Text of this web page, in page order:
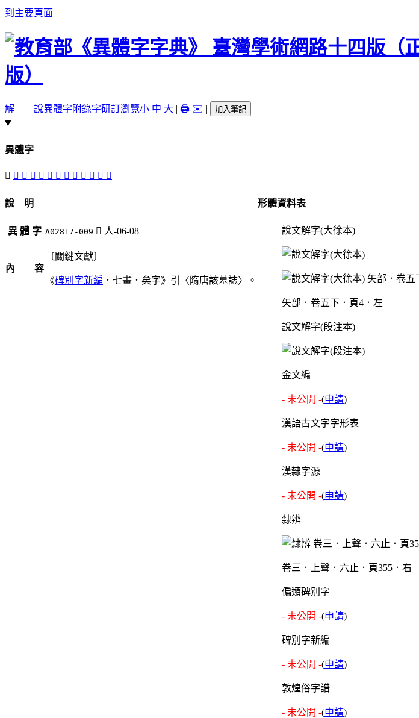
到主要頁面
解 說異體字 附錄字研訂瀏覽小 中 大 | 🖨️ ✉️ | 加入筆記
異體字
󳿃 𠤘 󳿄 󳾾 󳿅 󳿂 󳾿 󳿁 󳿀 󳿆 󰭖 𡗞 𢦕
說 明
異 體 字 A02817-009 󳿃 人-06-08
內 容
〔關鍵文獻〕
《碑別字新編 ．七畫．矣字》引〈隋唐該墓誌〉。
形體資料表
說文解字(大徐本)
矢部．卷五下．頁4．左
說文解字(段注本)
金文編
- 未公開 -(申請)
漢語古文字字形表
- 未公開 -(申請)
漢隸字源
- 未公開 -(申請)
隸辨
卷三．上聲．六止．頁355．右
偏類碑別字
- 未公開 -(申請)
碑別字新編
- 未公開 -(申請)
敦煌俗字譜
- 未公開 -(申請)